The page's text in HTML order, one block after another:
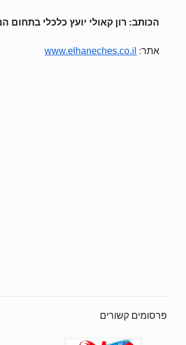
הכותב: רון קאולי יועץ כלכלי בתחום
אתר: www.elhaneches.co.il
פרסומים קשורים